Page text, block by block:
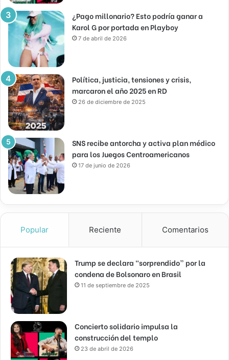
¿Pago millonario? Esto podría ganar a
Karol G por portada en Playboy
7 de abril de 2026
Política, justicia, tensiones y crisis,
marcaron el año 2025 en RD
26 de diciembre de 2025
SNS recibe antorcha y activa plan médico
para los Juegos Centroamericanos
17 de junio de 2026
Popular Reciente Comentarios
Trump se declara “sorprendido” por la
condena de Bolsonaro en Brasil
11 de septiembre de 2025
Concierto solidario impulsa la
construcción del templo
23 de abril de 2026